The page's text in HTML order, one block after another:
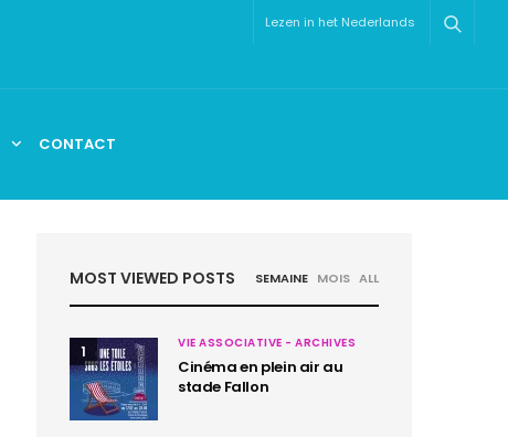
Lezen in het Nederlands
CONTACT
MOST VIEWED POSTS SEMAINE MOIS ALL
1 VIE ASSOCIATIVE - ARCHIVES
Cinéma en plein air au
stade Fallon